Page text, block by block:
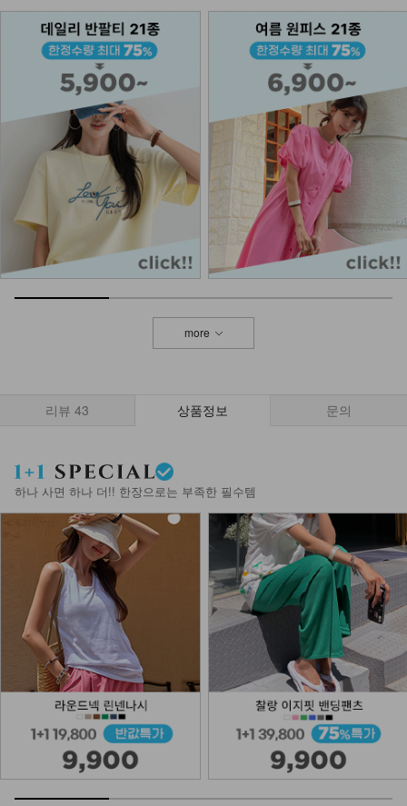
NK21-T-37/린넨나시
12,900 9,900
KO62-T-10/린넨 심플브이_DY
14,900
NK53-M-3/올드머니 가디건 머플러
14,900
NKA53-A-2/라킷 레이어링 팔찌_DY
12,900
DM23-AC-10/클립 체인 팔찌
12,900
NKA53-N-13/스트롱 스틱 목걸이
_HR
9,900
more
리뷰 43 상품정보 문의
하나 사면 하나 더!! 한장으로는 부족한 필수템